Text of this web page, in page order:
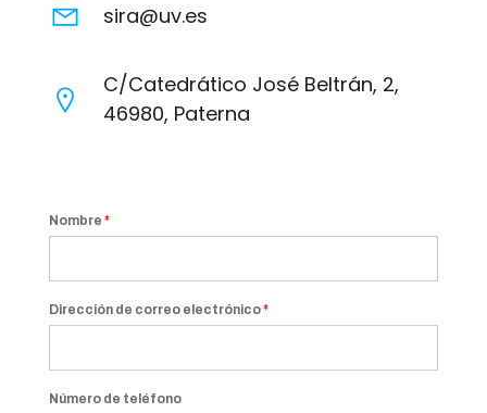
sira@uv.es
C/Catedrático José Beltrán, 2,
46980, Paterna
Nombre *
Dirección de correo electrónico*
Número de teléfono